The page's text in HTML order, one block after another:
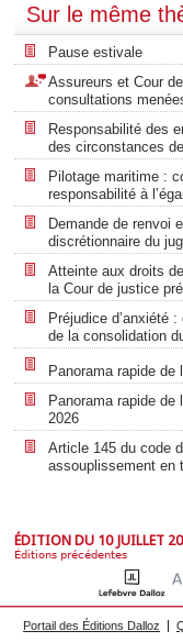
Sur le même
Pause estivale
Assureurs et Cour
consultations
Responsabilité des
des circonstances
Pilotage maritime :
responsabilité à
Demande de renvoi
discrétionnaire du
Atteinte aux droits
la Cour de justice
Préjudice d’anxiété
de la consolidation
Panorama rapide de
Panorama rapide
2026
Article 145 du code
assouplissement en
ÉDITION DU 10 JUILLET
Éditions précédentes
Portail des Éditions Dalloz